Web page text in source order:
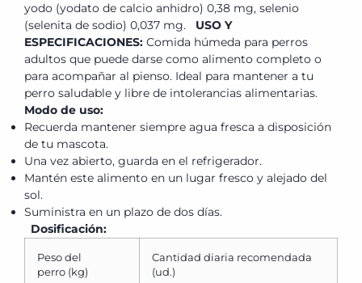
yodo (yodato de calcio anhidro) 0,38 mg, selenio
(selenita de sodio) 0,037 mg. USO Y
ESPECIFICACIONES: Comida húmeda para perros
adultos que puede darse como alimento completo o
para acompañar al pienso. Ideal para mantener a tu
perro saludable y libre de intolerancias alimentarias.
Modo de uso:
Recuerda mantener siempre agua fresca a disposición
de tu mascota.
Una vez abierto, guarda en el refrigerador.
Mantén este alimento en un lugar fresco y alejado del
sol.
Suministra en un plazo de dos días.
Dosificación:
Peso del
perro (kg)
Cantidad diaria recomendada
(ud.)